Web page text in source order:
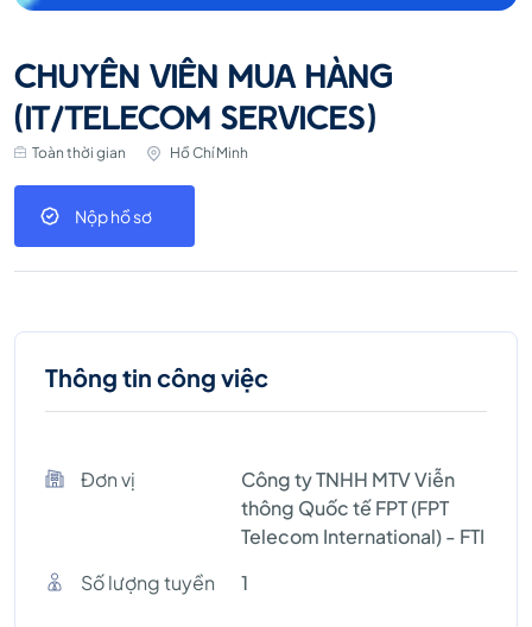
CHUYÊN VIÊN MUA HÀNG
(IT/TELECOM SERVICES)
Toàn thời gian Hồ Chí Minh
Nộp hồ sơ
Thông tin công việc
Đơn vị
Công ty TNHH MTV Viễn
thông Quốc tế FPT (FPT
Telecom International) - FTI
Số lượng tuyền
1